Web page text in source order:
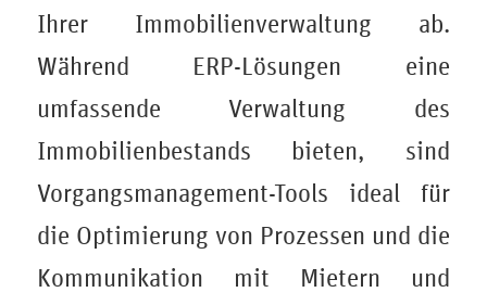
Ihrer Immobilienverwaltung ab.
Während ERP-Lösungen eine
umfassende Verwaltung des
Immobilienbestands bieten, sind
Vorgangsmanagement-Tools ideal für
die Optimierung von Prozessen und die
Kommunikation mit Mietern und